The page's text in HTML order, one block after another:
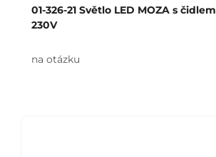
01-326-21 Světlo LED MOZA s čidlem
230V
na otázku